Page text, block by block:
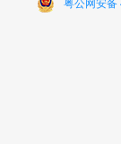
粤公网安备